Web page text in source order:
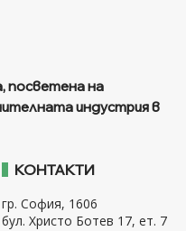
посветена на
индустрия в
КОНТАКТИ
гр. София, 1606
бул. Христо Ботев 17, ет. 7